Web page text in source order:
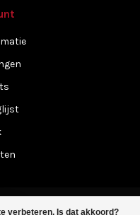
verbeteren. Is dat akkoord?